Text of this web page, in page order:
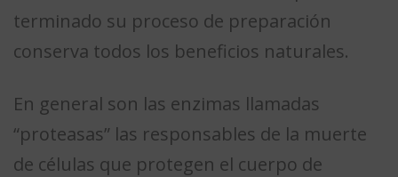
terminado su proceso de preparación
conserva todos los beneficios naturales.
En general son las enzimas llamadas
“proteasas” las responsables de la muerte
de células que protegen el cuerpo de